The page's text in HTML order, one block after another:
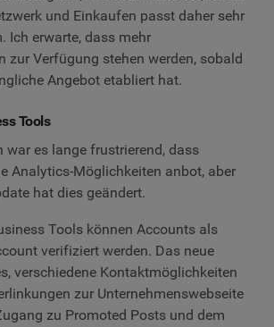
und Einkaufen passt daher sehr
Ich erwarte, dass mehr
zur Verfügung stehen werden, sobald
Angebot etabliert hat.
Tools
war es lange frustrierend, dass
Analytics-Möglichkeiten anbot, aber
hat dies geändert.
Tools können Accounts als
verifiziert werden. Das neue
verschiedene Kontaktmöglichkeiten
zur Unternehmenswebseite
zu Promoted Posts und dem